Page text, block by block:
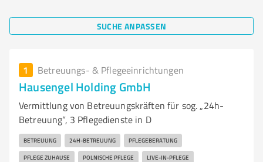
SUCHE ANPASSEN
1 Betreuungs- & Pflegeeinrichtungen
Hausengel Holding GmbH
Vermittlung von Betreuungskräften für sog. „24h-
Betreuung“, 3 Pflegedienste in D
BETREUUNG 24H-BETREUUNG PFLEGEBERATUNG
PFLEGE ZUHAUSE POLNISCHE PFLEGE LIVE-IN-PFLEGE